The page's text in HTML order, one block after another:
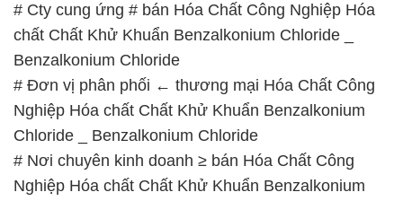
# Cty cung ứng # bán Hóa Chất Công Nghiệp Hóa
chất Chất Khử Khuẩn Benzalkonium Chloride _
Benzalkonium Chloride
# Đơn vị phân phối ← thương mại Hóa Chất Công
Nghiệp Hóa chất Chất Khử Khuẩn Benzalkonium
Chloride _ Benzalkonium Chloride
# Nơi chuyên kinh doanh ≥ bán Hóa Chất Công
Nghiệp Hóa chất Chất Khử Khuẩn Benzalkonium